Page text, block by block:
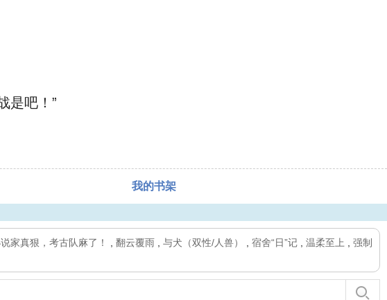
是吧！”
我的书架
家真狠，考古队麻了！ 翻云覆雨 与犬（双性/人兽） 宿舍“日”记 温柔至上
强制